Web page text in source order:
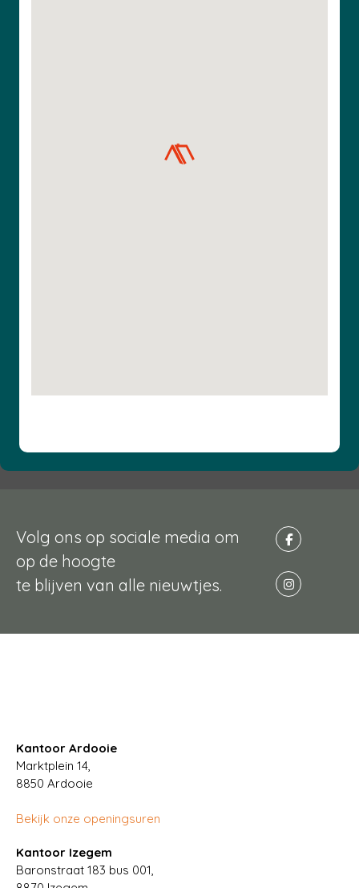
Volg ons op sociale media om
op de hoogte
te blijven van alle nieuwtjes.
Kantoor Ardooie
Marktplein 14,
8850 Ardooie
Bekijk onze openingsuren
Kantoor Izegem
Baronstraat 183 bus 001,